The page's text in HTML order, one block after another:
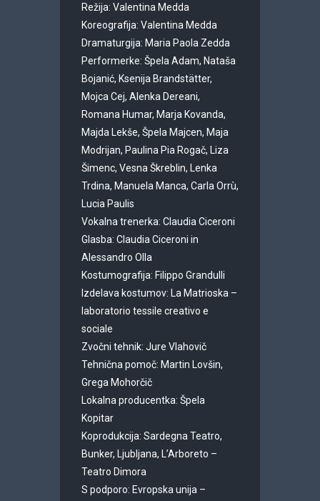
Režija: Valentina Medda
Koreografija: Valentina Medda
Dramaturgija: Maria Paola Zedda
Performerke: Špela Adam, Nataša
Bojanić, Ksenija Brandstätter,
Mojca Cej, Alenka Dereani,
Romana Humar, Marja Kovanda,
Majda Lekše, Špela Majcen, Maja
Modrijan, Paulina Pia Rogač, Liza
Šimenc, Vesna Škreblin, Lenka
Trdina, Manuela Manca, Carla Orrù,
Lucia Paulis
Vokalna trenerka: Claudia Ciceroni
Glasba: Claudia Ciceroni in
Alessandro Olla
Kostumografija: Filippo Grandulli
Izdelava kostumov: La Matrioska –
laboratorio tessile creativo e
sociale
Zvočni tehnik: Jure Vlahovič
Tehnična pomoč: Martin Lovšin,
Grega Mohorčič
Lokalna producentka: Špela
Kopitar
Koprodukcija: Sardegna Teatro,
Bunker, Ljubljana, L’Arboreto –
Teatro Dimora
S podporo: Evropska unija –